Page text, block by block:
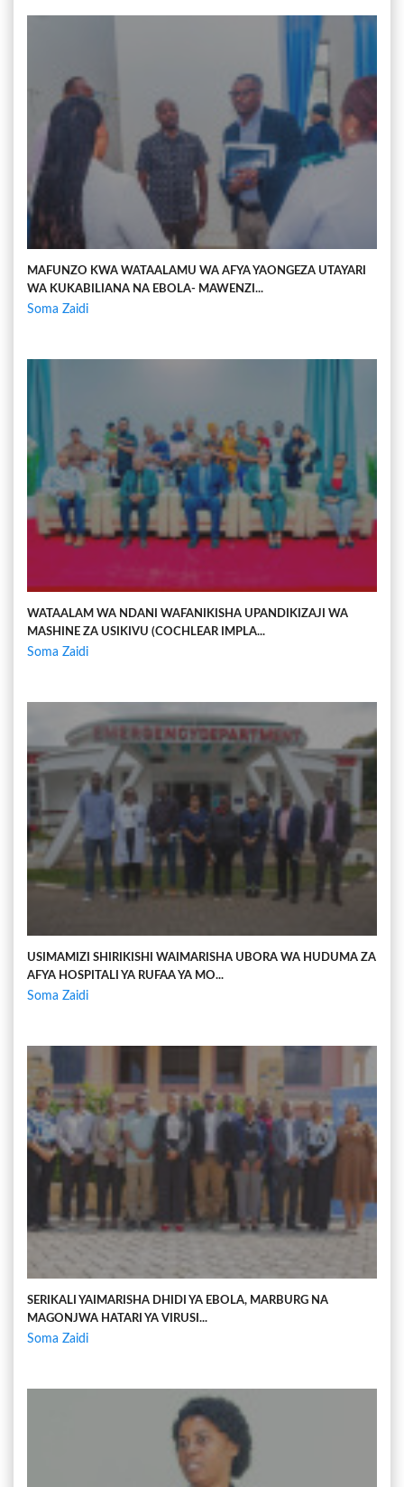
MAFUNZO KWA WATAALAMU WA AFYA YAONGEZA UTAYARI
WA KUKABILIANA NA EBOLA- MAWENZI...
Soma Zaidi
WATAALAM WA NDANI WAFANIKISHA UPANDIKIZAJI WA
MASHINE ZA USIKIVU (COCHLEAR IMPLA...
Soma Zaidi
USIMAMIZI SHIRIKISHI WAIMARISHA UBORA WA HUDUMA ZA
AFYA HOSPITALI YA RUFAA YA MO...
Soma Zaidi
SERIKALI YAIMARISHA DHIDI YA EBOLA, MARBURG NA
MAGONJWA HATARI YA VIRUSI...
Soma Zaidi